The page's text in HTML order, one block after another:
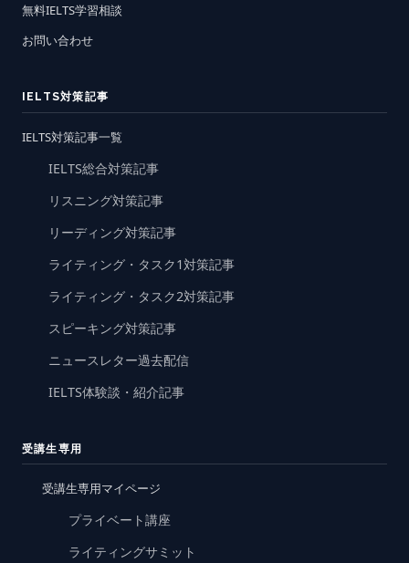
無料IELTS学習相談
お問い合わせ
IELTS対策記事
IELTS対策記事一覧
IELTS総合対策記事
リスニング対策記事
リーディング対策記事
ライティング・タスク1対策記事
ライティング・タスク2対策記事
スピーキング対策記事
ニュースレター過去配信
IELTS体験談・紹介記事
受講生専用
受講生専用マイページ
プライベート講座
ライティングサミット